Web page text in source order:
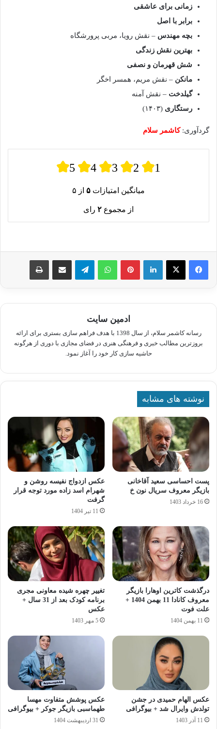
زمانی برای عاشقی
برابر با اصل
بچه مهندس – نقش رویا، مربی پرورشگاه
بهترین نقش زندگی
شش قهرمان و نصفی
مانکن – نقش مریم، همسر اخگر
گیلدخت – نقش آمنه
رستگاری (۱۴۰۳)
گردآوری:کاشمر سلام
5 4 3 2 1
میانگین امتیازات ۵ از ۵
از مجموع ۲ رای
لینکدین پینترستواتس آپ تلگرام اشتراک گذاری از طریق ایمیل چاپ
ادمین سایت
رسانه کاشمر سلام، از سال 1398 با هدف فراهم سازی بستری برای ارائه
بروزترین مطالب خبری و فرهنگی هنری در فضای مجازی با دوری از هرگونه
حاشیه سازی کار خود را آغاز نمود.
نوشته های مشابه
پست احساسی سعید آقاخانی
بازیگر معروف سریال نون خ
16 خرداد 1403
عکس ازدواج نفیسه روشن و
شهرام اسد زاده مورد توجه قرار
گرفت
11 تیر 1404
درگذشت کاترین اوهارا بازیگر
معروف کانادا 11 بهمن 1404 +
علت فوت
11 بهمن 1404
تغییر چهره شیده معاونی مجری
برنامه کودک بعد از 31 سال +
عکس
5 مهر 1403
عکس الهام حمیدی در جشن
تولدش وایرال شد + بیوگرافی
11 آذر 1403
عکس پوشش متفاوت مهسا
طهماسبی بازیگر جوکر + بیوگرافی
31 اردیبهشت 1404